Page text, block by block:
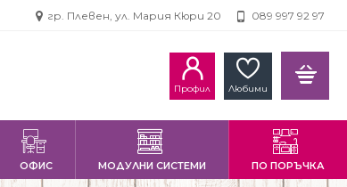
гр. Плевен, ул. Мария Кюри 20 089 997 92 97
Профил Любими
ОФИС МОДУЛНИ СИСТЕМИ ПО ПОРЪЧКА